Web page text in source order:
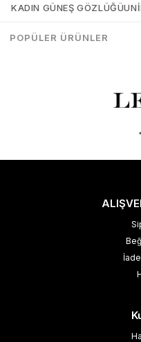
KADIN GÜNEŞ GÖZLÜĞÜ
POPÜLER ÜRÜNLER